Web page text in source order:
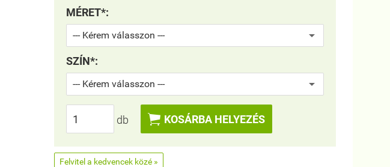
MÉRET*:
SZÍN*:
db  KOSÁRBA HELYEZÉS
Felvitel a kedvencek közé »